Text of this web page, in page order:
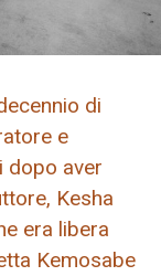
di
e
dopo aver
Kesha
era libera
Kemosabe